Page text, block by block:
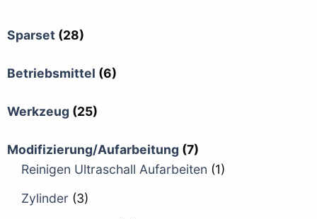
Sparset (28)
Betriebsmittel (6)
Werkzeug (25)
Modifizierung/Aufarbeitung (7)
Reinigen Ultraschall Aufarbeiten (1)
Zylinder (3)